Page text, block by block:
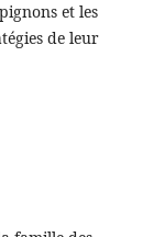
et les
de leur